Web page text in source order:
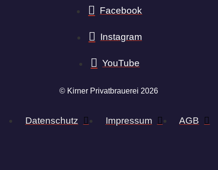
Facebook
Instagram
YouTube
© Kirner Privatbrauerei 2026
Datenschutz Impressum AGB